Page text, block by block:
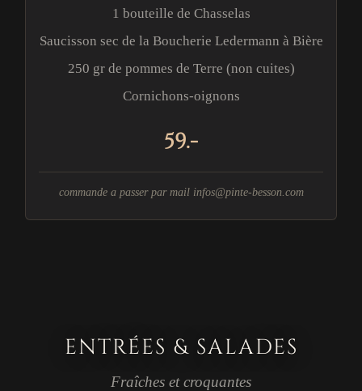
1 bouteille de Chasselas
Saucisson sec de la Boucherie Ledermann à Bière
250 gr de pommes de Terre (non cuites)
Cornichons-oignons
59.-
commande a passer par mail infos@pinte-besson.com
ENTRÉES & SALADES
Fraîches et croquantes